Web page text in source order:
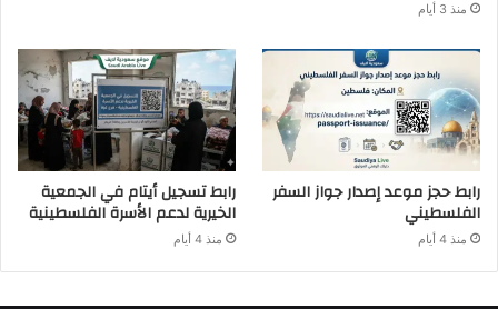
منذ 3 أيام
رابط حجز موعد إصدار جواز السفر
الفلسطيني
منذ 4 أيام
رابط تسجيل أيتام في الجمعية
الخيرية لدعم الأسرة الفلسطينية
منذ 4 أيام